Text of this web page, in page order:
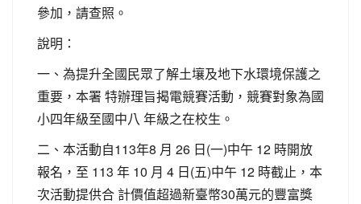
參加，請查照。
說明：
一、為提升全國民眾了解土壤及地下水環境保護之
重要，本署 特辦理旨揭電競賽活動，競賽對象為國
小四年級至國中八 年級之在校生。
二、本活動自113年8 月 26 日(一)中午 12 時開放
報名，至 113 年 10 月 4 日(五)中午 12 時截止，本
次活動提供合 計價值超過新臺幣30萬元的豐富獎